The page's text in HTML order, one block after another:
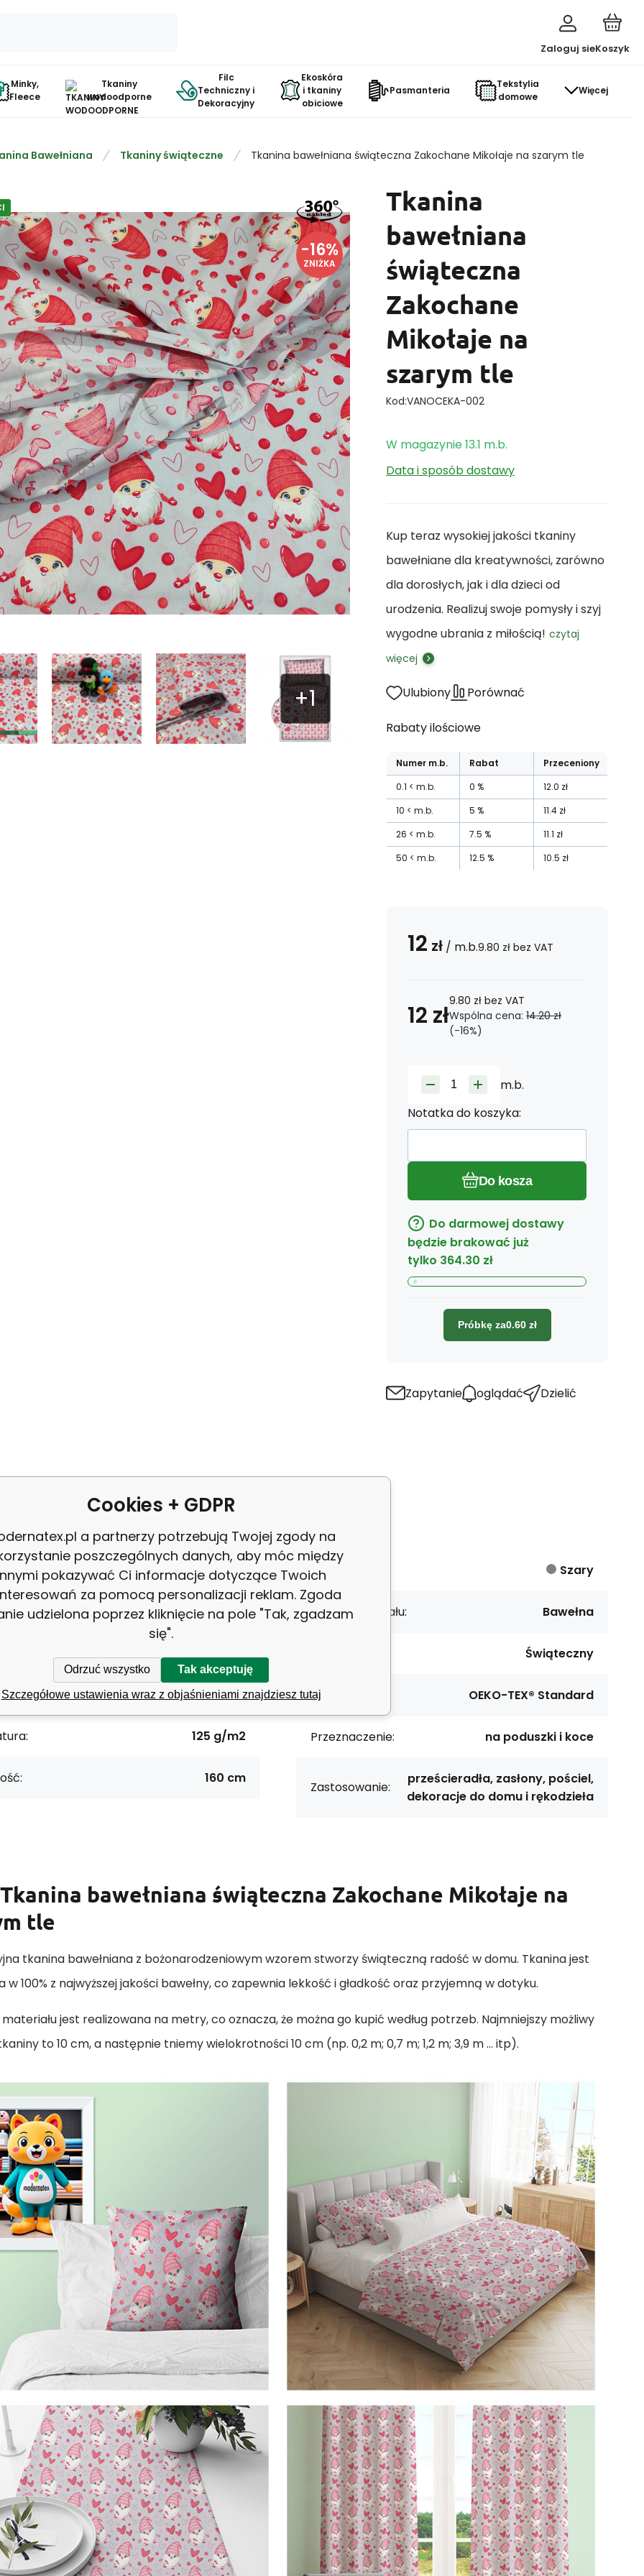
Zaloguj sieKoszyk
Minky,
Fleece
Tkaniny
wodoodporne
Filc
Techniczny i
Dekoracyjny
Ekoskóra
i tkaniny
obiciowe
Pasmanteria
Tekstylia
domowe
Więcej
Bawełniana Tkaniny świąteczne Tkanina bawełniana świąteczna Zakochane Mikołaje na szarym tle
-16%
ZNIŻKA
Tkanina
bawełniana
świąteczna
Zakochane
Mikołaje na
szarym tle
Kod:VANOCEKA-002
W magazynie13.1 m.b.
Data i sposób dostawy
Kup teraz wysokiej jakości tkaniny
bawełniane dla kreatywności, zarówno
dla dorosłych, jak i dla dzieci od
urodzenia. Realizuj swoje pomysły i szyj
wygodne ubrania z miłością! czytaj
więcej
Ulubiony Porównać
Rabaty ilościowe
Numer m.b. Rabat
Przeceniony
0.1
m.b. 0 % 12.0 zł
10
m.b. 5 % 11.4 zł
26
m.b. 7.5 % 11.1 zł
50
m.b. 12.5 % 10.5 zł
12 zł / m.b.9.80 zł bez VAT
12 zł9.80 zł bez VAT
Wspólna cena: 14.20 zł
(-16%)
m.b.
Notatka do koszyka:
Do kosza
Do darmowej dostawy
będzie brakować już
tylko 364.30 zł
Próbkę za0.60 zł
Zapytanie oglądać Dzielić
VANOCEKA-002
8595721052657
materiałowy: Bawełna 100%
125 g/m2
160 cm
Kolor: Szary
Rodzaj materiału: Bawełna
Świąteczny
Certyfikat: OEKO-TEX® Standard
Przeznaczenie: na poduszki i koce
Zastosowanie:
prześcieradła, zasłony, pościel,
dekoracje do domu i rękodzieła
Tkanina bawełniana świąteczna Zakochane Mikołaje na
tle
tkanina bawełniana z bożonarodzeniowym wzorem stworzy świąteczną radość w domu. Tkanina jest
w 100% z najwyższej jakości bawełny, co zapewnia lekkość i gładkość oraz przyjemną w dotyku.
jest realizowana na metry, co oznacza, że można go kupić według potrzeb. Najmniejszy możliwy
to 10 cm, a następnie tniemy wielokrotności 10 cm (np. 0,2 m; 0,7 m; 1,2 m; 3,9 m ... itp).
Cookies + GDPR
a partnerzy potrzebują Twojej zgody na
poszczególnych danych, aby móc między
pokazywać Ci informacje dotyczące Twoich
za pomocą personalizacji reklam. Zgoda
udzielona poprzez kliknięcie na pole "Tak, zgadzam
się".
Odrzuć wszystko Tak akceptuję
Szczegółowe ustawienia wraz z objaśnieniami znajdziesz tutaj